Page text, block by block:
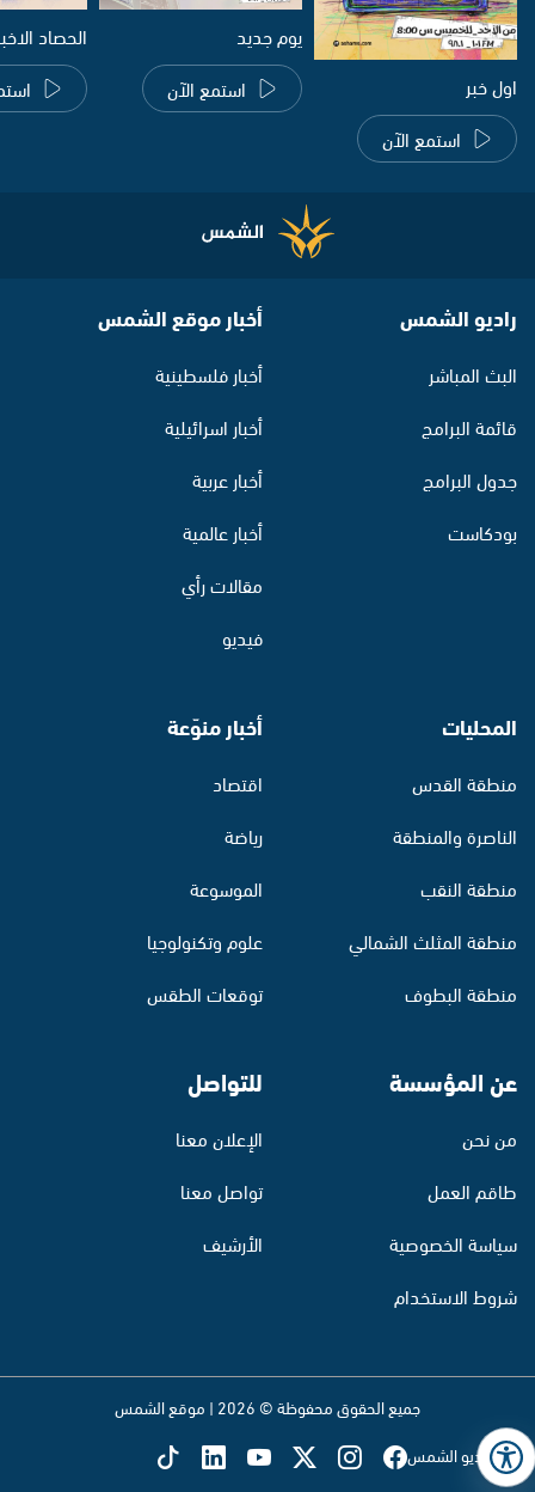
اول خبر
استمع الآن
يوم جديد
استمع الآن
الحصاد
راديو الشمس
البث المباشر
قائمة البرامج
جدول البرامج
بودكاست
أخبار موقع الشمس
أخبار فلسطينية
أخبار اسرائيلية
أخبار عربية
أخبار عالمية
مقالات رأي
فيديو
المحليات
منطقة القدس
الناصرة والمنطقة
منطقة النقب
منطقة المثلث الشمالي
منطقة البطوف
أخبار منوّعة
اقتصاد
رياضة
الموسوعة
علوم وتكنولوجيا
توقعات الطقس
عن المؤسسة
من نحن
طاقم العمل
سياسة الخصوصية
شروط الاستخدام
للتواصل
الإعلان معنا
تواصل معنا
الأرشيف
جميع الحقوق محفوظة © 2026 | موقع الشمس
تابع راديو الشمس